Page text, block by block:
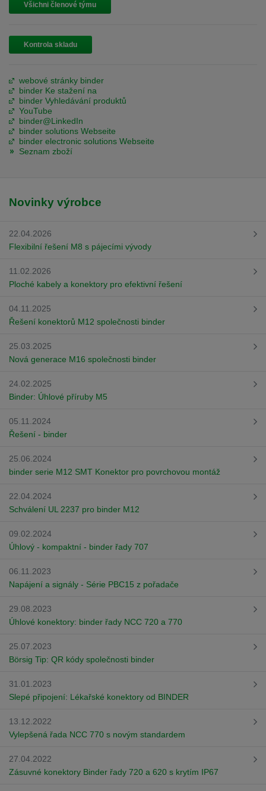
Všichni členové týmu
Kontrola skladu
webové stránky binder
binder Ke stažení na
binder Vyhledávání produktů
YouTube
binder@LinkedIn
binder solutions Webseite
binder electronic solutions Webseite
Seznam zboží
Novinky výrobce
22.04.2026
Flexibilní řešení M8 s pájecími vývody
11.02.2026
Ploché kabely a konektory pro efektivní řešení
04.11.2025
Řešení konektorů M12 společnosti binder
25.03.2025
Nová generace M16 společnosti binder
24.02.2025
Binder: Úhlové příruby M5
05.11.2024
Řešení - binder
25.06.2024
binder serie M12 SMT Konektor pro povrchovou montáž
22.04.2024
Schválení UL 2237 pro binder M12
09.02.2024
Úhlový - kompaktní - binder řady 707
06.11.2023
Napájení a signály - Série PBC15 z pořadače
29.08.2023
Úhlové konektory: binder řady NCC 720 a 770
25.07.2023
Börsig Tip: QR kódy společnosti binder
31.01.2023
Slepé připojení: Lékařské konektory od BINDER
13.12.2022
Vylepšená řada NCC 770 s novým standardem
27.04.2022
Zásuvné konektory Binder řady 720 a 620 s krytím IP67